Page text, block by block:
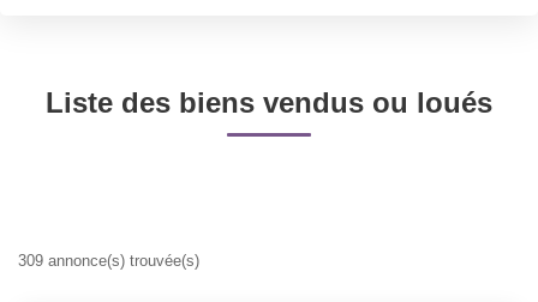
ESTIMER
Budget max Plus de critères
Liste des biens vendus ou loués
309 annonce(s) trouvée(s)